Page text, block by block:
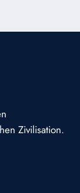
Zivilisation.